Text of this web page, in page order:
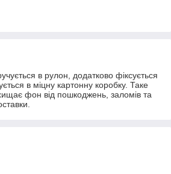
в рулон, додатково фіксується
в міцну картонну коробку. Таке
фон від пошкоджень, заломів та